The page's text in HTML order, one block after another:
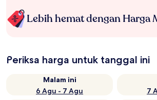
Lebih hemat dengan Harga
Periksa harga untuk tanggal ini
Malam ini
6 Agu - 7 Agu
7